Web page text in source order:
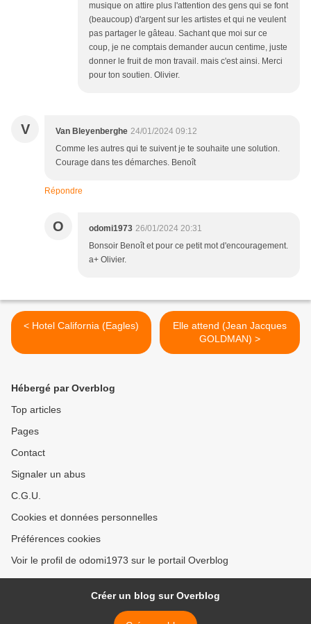
musique on attire plus l'attention des gens qui se font
(beaucoup) d'argent sur les artistes et qui ne veulent
pas partager le gâteau. Sachant que moi sur ce
coup, je ne comptais demander aucun centime, juste
donner le fruit de mon travail. mais c'est ainsi. Merci
pour ton soutien. Olivier.
V Van Bleyenberghe 24/01/2024 09:12
Comme les autres qui te suivent je te souhaite une solution.
Courage dans tes démarches. Benoît
Répondre
O odomi1973 26/01/2024 20:31
Bonsoir Benoît et pour ce petit mot d'encouragement.
a+ Olivier.
< Hotel California (Eagles)
Elle attend (Jean Jacques
GOLDMAN) >
Hébergé par Overblog
Top articles
Pages
Contact
Signaler un abus
C.G.U.
Cookies et données personnelles
Préférences cookies
Voir le profil de odomi1973 sur le portail Overblog
Créer un blog sur Overblog